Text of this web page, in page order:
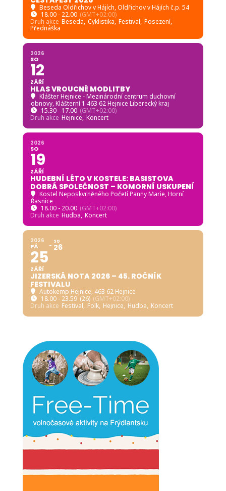
Beseda Oldřichov v Hájích, Oldřichov v Hájích č.p. 54
18.00 - 22.00 (GMT+02:00)
Druh akce Beseda, Cyklistika, Festival, Posezení,
Přednáška
2026
SO
12
ZÁŘÍ
HLAS VROUCNÉ MODLITBY
Klášter Hejnice - Mezinárodní centrum duchovní
obnovy, Klášterní 1 463 62 Hejnice Liberecký kraj
15.30 - 17.00 (GMT+02:00)
Druh akce Hejnice, Koncert
2026
SO
19
ZÁŘÍ
HUDEBNÍ LÉTO V KOSTELE: BASISTOVA
DOBRÁ SPOLEČNOST – KOMORNÍ USKUPENÍ
Kostel Neposkvrněného Početí Panny Marie, Horní
Řasnice
18.00 - 20.00 (GMT+02:00)
Druh akce Hudba, Koncert
2026
PÁ
25
ZÁŘÍ
SO
26
JIZERSKÁ NOTA 2026 – 45. ROČNÍK
FESTIVALU
Autokemp Hejnice, 463 62 Hejnice
18.00 - 23.59 (26) (GMT+02:00)
Druh akce Festival, Folk, Hejnice, Hudba, Koncert